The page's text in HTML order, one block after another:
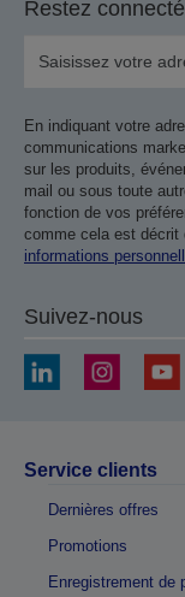
Restez
En indiquant votre
communications
sur les produits,
mail ou sous toute
fonction de vos
comme cela est décrit
informations
Suivez-nous
Service clients
Dernières offres
Promotions
Enregistrement de